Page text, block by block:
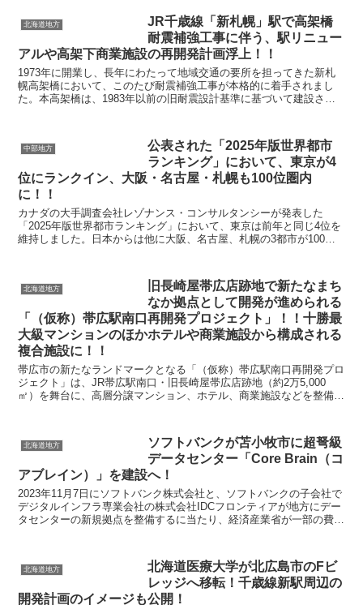
北海道地方
JR千歳線「新札幌」駅で高架橋
耐震補強工事に伴う、駅リニュー
アルや高架下商業施設の再開発計画浮上！！
1973年に開業し、長年にわたって地域交通の要所を担ってきた新札
幌高架橋において、このたび耐震補強工事が本格的に着手されまし
た。本高架橋は、1983年以前の旧耐震設計基準に基づいて建設され
中部地方
公表された「2025年版世界都市
ランキング」において、東京が4
位にランクイン、大阪・名古屋・札幌も100位圏内
に！！
カナダの大手調査会社レゾナンス・コンサルタンシーが発表した
「2025年版世界都市ランキング」において、東京は前年と同じ4位を
維持しました。日本からは他に大阪、名古屋、札幌の3都市が100位
北海道地方
旧長崎屋帯広店跡地で新たなまち
なか拠点として開発が進められる
「（仮称）帯広駅南口再開発プロジェクト」！！十勝最
大級マンションのほかホテルや商業施設から構成される
複合施設に！！
帯広市の新たなランドマークとなる「（仮称）帯広駅南口再開発プロ
ジェクト」は、JR帯広駅南口・旧長崎屋帯広店跡地（約2万5,000
㎡）を舞台に、高層分譲マンション、ホテル、商業施設などを整備す
北海道地方
ソフトバンクが苫小牧市に超弩級
データセンター「Core Brain（コ
アブレイン）」を建設へ！
2023年11月7日にソフトバンク株式会社と、ソフトバンクの子会社で
デジタルインフラ専業会社の株式会社IDCフロンティアが地方にデー
タセンターの新規拠点を整備するに当たり、経済産業省が一部の費用
北海道地方
北海道医療大学が北広島市のFビ
レッジへ移転！千歳線新駅周辺の
開発計画のイメージも公開！